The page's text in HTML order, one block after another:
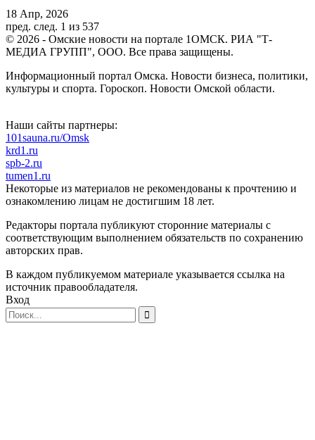
18 Апр, 2026
пред. след. 1 из 537
© 2026 - Омские новости на портале 1ОМСК. РИА "Т-
МЕДИА ГРУПП", ООО. Все права защищены.
Информационный портал Омска. Новости бизнеса, политики,
культуры и спорта. Гороскоп. Новости Омской области.
Наши сайты партнеры:
101sauna.ru/Omsk
krd1.ru
spb-2.ru
tumen1.ru
Некоторые из материалов не рекомендованы к прочтению и
ознакомлению лицам не достигшим 18 лет.
Редакторы портала публикуют сторонние материалы с
соответствующим выполнением обязательств по сохранению
авторских прав.
В каждом публикуемом материале указывается ссылка на
источник правообладателя.
Вход